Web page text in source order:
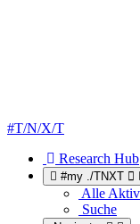
#T/N/X/T
Research Hub
#my ./TNXT
Alle
Suche